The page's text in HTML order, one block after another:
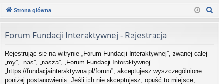
ce
…
a og
ę
ej
Strona główna
Forum Fundacji Interaktywnej - Rejestracja
Rejestrując się na witrynie „Forum Fundacji Interaktywnej”, zwanej dalej
„my”, ”nas”, „nasza”, „Forum Fundacji Interaktywnej”,
„https://fundacjainteraktywna.pl/forum”, akceptujesz wyszczególnione
poniżej postanowienia. Jeśli ich nie akceptujesz, opuść to miejsce,